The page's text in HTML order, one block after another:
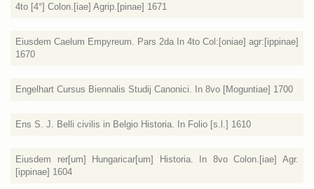
4to [4°] Colon.[iae] Agrip.[pinae] 1671
Eiusdem Caelum Empyreum. Pars 2da In 4to Col:[oniae] agr:[ippinae]
1670
Engelhart Cursus Biennalis Studij Canonici. In 8vo [Moguntiae] 1700
Ens S. J. Belli civilis in Belgio Historia. In Folio [s.l.] 1610
Eiusdem rer[um] Hungaricar[um] Historia. In 8vo Colon.[iae] Agr.
[ippinae] 1604